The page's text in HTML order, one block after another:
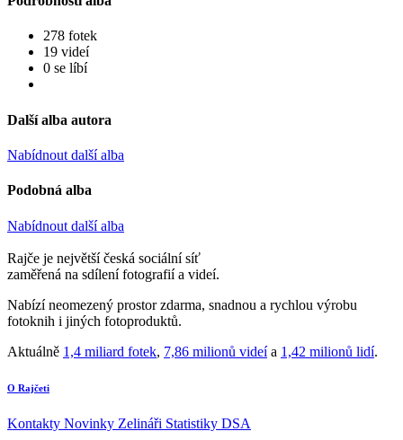
278 fotek
19 videí
0 se líbí
Další alba autora
Nabídnout další alba
Podobná alba
Nabídnout další alba
Rajče je největší česká sociální síť
zaměřená na sdílení fotografií a videí.
Nabízí neomezený prostor zdarma, snadnou a rychlou výrobu
fotoknih i jiných fotoproduktů.
Aktuálně 1,4 miliard fotek, 7,86 milionů videía 1,42 milionů lidí.
O Rajčeti
Kontakty Novinky Zelináři Statistiky DSA